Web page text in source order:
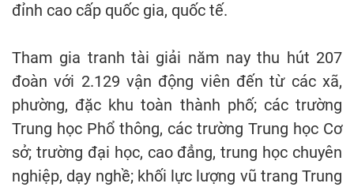
đỉnh cao cấp quốc gia, quốc tế.
Tham gia tranh tài giải năm nay thu hút 207
đoàn với 2.129 vận động viên đến từ các xã,
phường, đặc khu toàn thành phố; các trường
Trung học Phổ thông, các trường Trung học Cơ
sở; trường đại học, cao đẳng, trung học chuyên
nghiệp, dạy nghề; khối lực lượng vũ trang Trung